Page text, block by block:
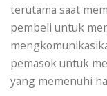
terutama saat
pembeli untuk
pemasok untuk
yang memenuhi